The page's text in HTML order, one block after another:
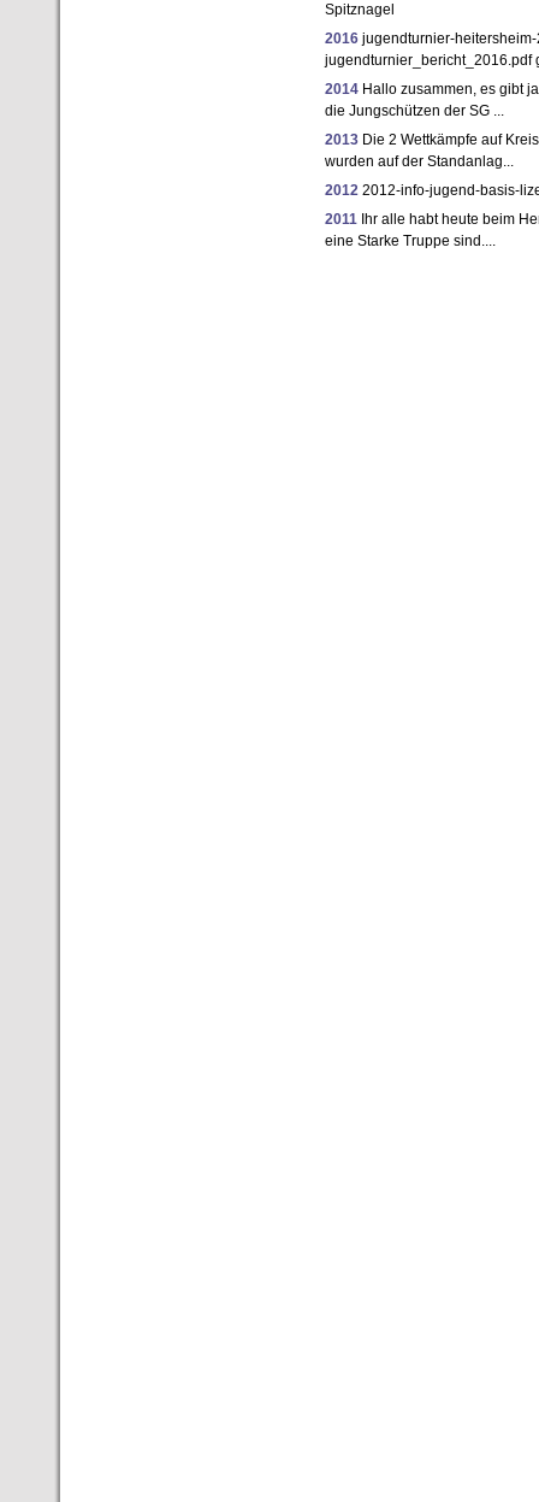
Spitznagel
2016 jugendturnier-
jugendturnier_bericht_2016.pdf
2014 Hallo zusammen, es gibt
die Jungschützen der SG ...
2013 Die 2 Wettkämpfe auf
wurden auf der Standanlag...
2012 2012-info-jugend-basis-
2011 Ihr alle habt heute beim
eine Starke Truppe sind....